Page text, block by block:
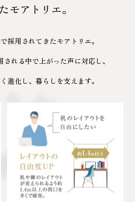
モアトリエ。
採用されてきたモアトリエ。
れる中で上がった声に対応し、
進化し、暮らしを支えます。